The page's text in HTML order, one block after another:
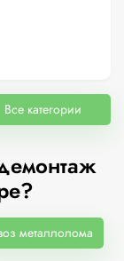
Все категории
металлолома